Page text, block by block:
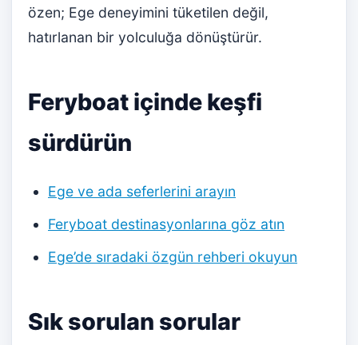
özen; Ege deneyimini tüketilen değil,
hatırlanan bir yolculuğa dönüştürür.
Feryboat içinde keşfi
sürdürün
Ege ve ada seferlerini arayın
Feryboat destinasyonlarına göz atın
Ege’de sıradaki özgün rehberi okuyun
Sık sorulan sorular